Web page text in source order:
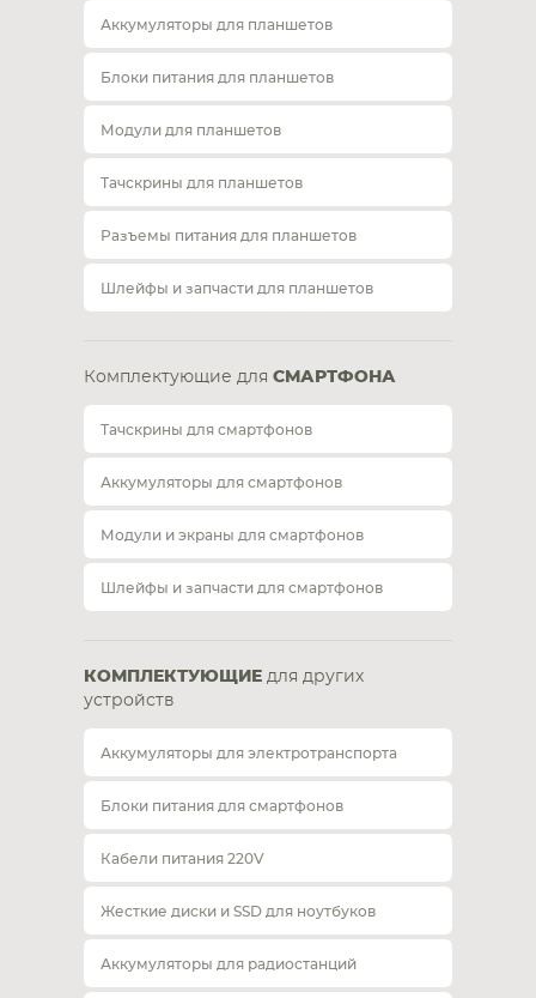
Аккумуляторы для планшетов
Блоки питания для планшетов
Модули для планшетов
Тачскрины для планшетов
Разъемы питания для планшетов
Шлейфы и запчасти для планшетов
Комплектующие для СМАРТФОНА
Тачскрины для смартфонов
Аккумуляторы для смартфонов
Модули и экраны для смартфонов
Шлейфы и запчасти для смартфонов
КОМПЛЕКТУЮЩИЕ для других
устройств
Аккумуляторы для электротранспорта
Блоки питания для смартфонов
Кабели питания 220V
Жесткие диски и SSD для ноутбуков
Аккумуляторы для радиостанций